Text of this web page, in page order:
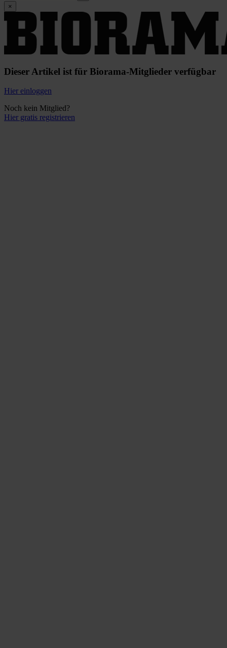
×
Dieser Artikel ist für Biorama-Mitglieder verfügbar
Hier einloggen
Noch kein Mitglied?
Hier gratis registrieren